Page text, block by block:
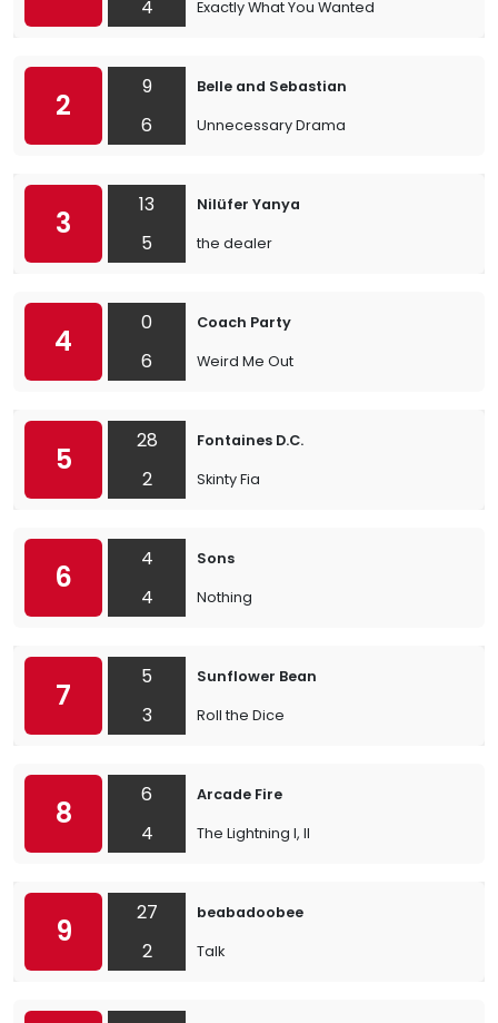
4
Exactly What You Wanted
2
9
6
Belle and Sebastian
Unnecessary Drama
3
13
5
Nilüfer Yanya
the dealer
4
0
6
Coach Party
Weird Me Out
5
28
2
Fontaines D.C.
Skinty Fia
6
4
4
Sons
Nothing
7
5
3
Sunflower Bean
Roll the Dice
8
6
4
Arcade Fire
The Lightning I, II
9
27
2
beabadoobee
Talk